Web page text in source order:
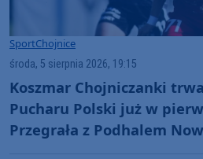
SportChojnice
środa, 5 sierpnia 2026, 19:15
Koszmar Chojniczanki
Pucharu Polski już w
Przegrała z Podhalem